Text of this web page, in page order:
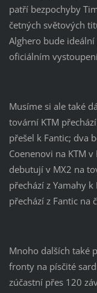
patří bezpochyby
četných světových
Alghero bude
oficiálním
Musíme si ale také
tovární KTM
přešel k Fantic; dva
Coenenovi na KTM
debutují v MX2 na
přechází z Yamahy
přechází z Fantic na
Mnoho dalších také
fronty na písčité
zúčastní přes 120